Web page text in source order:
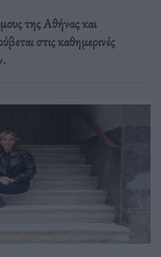
της Αθήνας και
στις καθημερινές